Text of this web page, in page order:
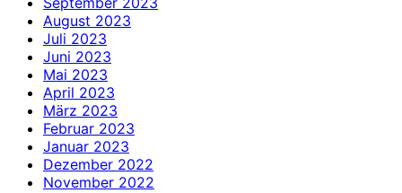
August 2023
Juli 2023
Juni 2023
Mai 2023
April 2023
März 2023
Februar 2023
Januar 2023
Dezember 2022
November 2022